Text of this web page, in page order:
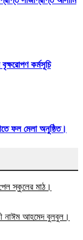
কর্মসূচি
ফল মেলা অনুষ্ঠিত।
স্কুলের মাঠ।
নাঈম আহমেদ বুলবুল।